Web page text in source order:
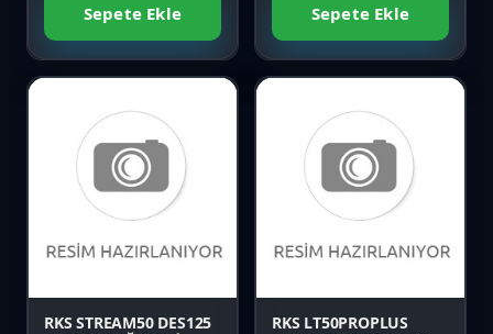
Sepete Ekle Sepete Ekle
Favori
Karşılaştır
RKS STREAM50 DES125
Favori
Karşılaştır
RKS LT50PROPLUS